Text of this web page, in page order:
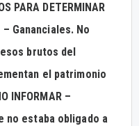
PARA DETERMINAR
– Gananciales. No
brutos del
el patrimonio
INFORMAR –
no estaba obligado a